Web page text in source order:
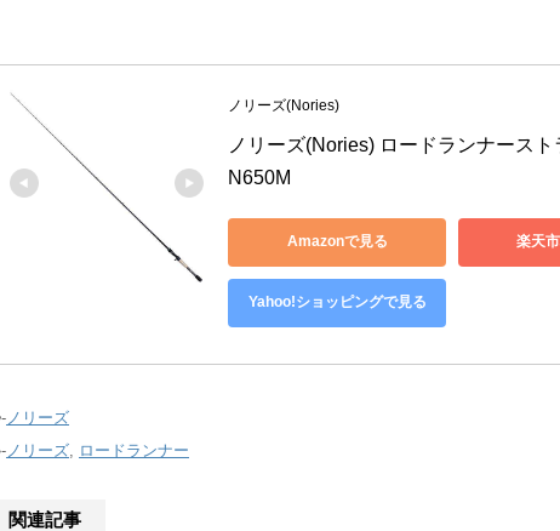
ノリーズ(Nories)
ノリーズ(Nories) ロードランナース
N650M
Amazonで見る 楽天
Yahoo!ショッピングで見る
- ノリーズ
- ノリーズ ロードランナー
関連記事